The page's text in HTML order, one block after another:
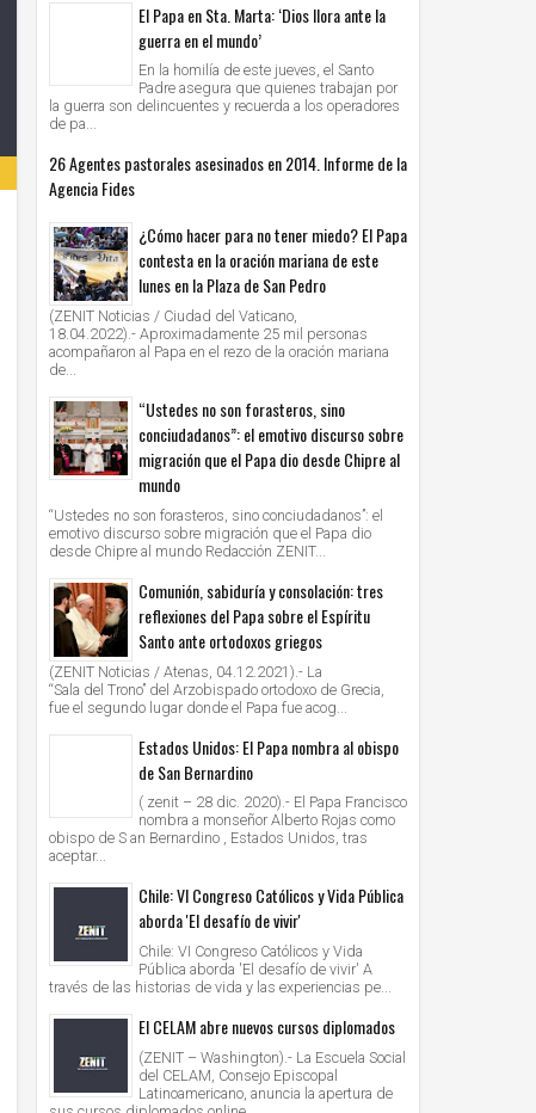
El Papa en Sta. Marta: ‘Dios llora ante la
guerra en el mundo’
En la homilía de este jueves, el Santo
Padre asegura que quienes trabajan por
la guerra son delincuentes y recuerda a los operadores
de pa...
26 Agentes pastorales asesinados en 2014. Informe de la
Agencia Fides
¿Cómo hacer para no tener miedo? El Papa
contesta en la oración mariana de este
lunes en la Plaza de San Pedro
(ZENIT Noticias / Ciudad del Vaticano,
18.04.2022).- Aproximadamente 25 mil personas
acompañaron al Papa en el rezo de la oración mariana
de...
“Ustedes no son forasteros, sino
conciudadanos”: el emotivo discurso sobre
migración que el Papa dio desde Chipre al
mundo
“Ustedes no son forasteros, sino conciudadanos”: el
emotivo discurso sobre migración que el Papa dio
desde Chipre al mundo Redacción ZENIT...
Comunión, sabiduría y consolación: tres
reflexiones del Papa sobre el Espíritu
Santo ante ortodoxos griegos
(ZENIT Noticias / Atenas, 04.12.2021).- La
“Sala del Trono” del Arzobispado ortodoxo de Grecia,
fue el segundo lugar donde el Papa fue acog...
Estados Unidos: El Papa nombra al obispo
de San Bernardino
( zenit – 28 dic. 2020).- El Papa Francisco
nombra a monseñor Alberto Rojas como
obispo de S an Bernardino , Estados Unidos, tras
aceptar...
Chile: VI Congreso Católicos y Vida Pública
aborda 'El desafío de vivir'
Chile: VI Congreso Católicos y Vida
Pública aborda 'El desafío de vivir' A
través de las historias de vida y las experiencias pe...
El CELAM abre nuevos cursos diplomados
(ZENIT – Washington).- La Escuela Social
del CELAM, Consejo Episcopal
Latinoamericano, anuncia la apertura de